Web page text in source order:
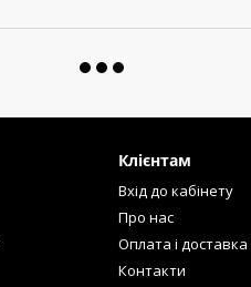
Клієнтам
Вхід до кабінету
Про нас
Оплата і доставка
Контакти